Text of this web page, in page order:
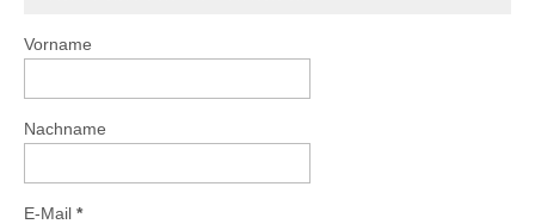
Vorname
Nachname
E-Mail *